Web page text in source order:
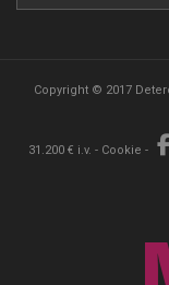
Copyright © 2017
31.200 € i.v. - Cookie -